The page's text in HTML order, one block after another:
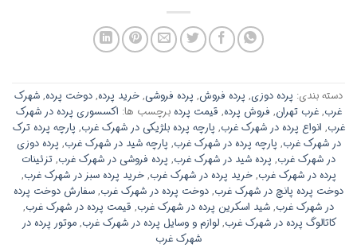
دسته بندی: پرده دوزی, پرده فروش, پرده فروشی, خرید پرده, دوخت پرده, شهرک
غرب,غرب تهران, فروش پرده, قیمت پرده برچسب ها: اکسسوری پرده در شهرک
غرب, انواع پرده در شهرک غرب, پارچه پرده بلژیکی در شهرک غرب, پارچه پرده ترک
در شهرک غرب, پارچه پرده در شهرک غرب, پارچه شید در شهرک غرب, پرده دوزی
در شهرک غرب, پرده شید در شهرک غرب, پرده فروشی در شهرک غرب, تزئینات
پرده در شهرک غرب,خرید پرده در شهرک غرب,خرید پرده سبز در شهرک غرب,
دوخت پرده پانچ در شهرک غرب, دوخت پرده در شهرک غرب, سفارش دوخت پرده
در شهرک غرب, شید اسکرین پرده در شهرک غرب, قیمت پرده در شهرک غرب,
کاتالوگ پرده در شهرک غرب,لوازم و وسایل پرده در شهرک غرب,موتور پرده در
شهرک غرب